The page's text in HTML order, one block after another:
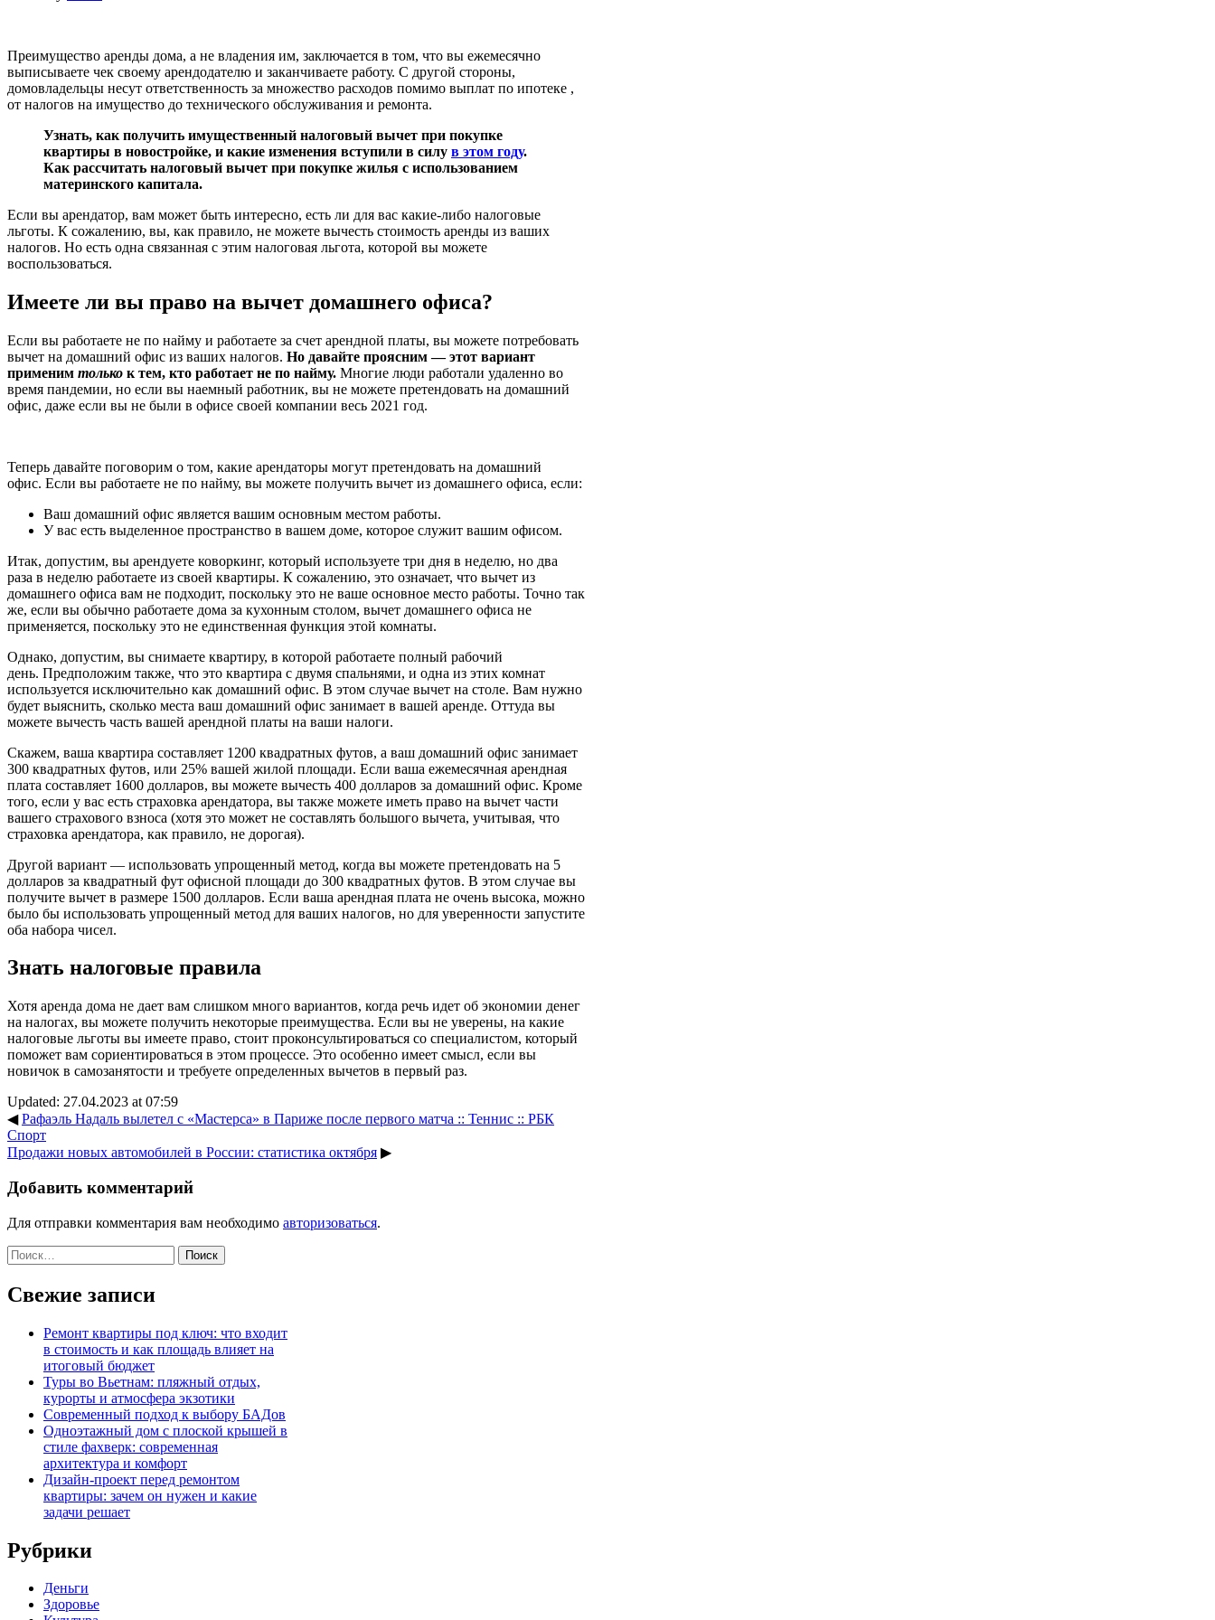
Преимущество аренды дома, а не владения им, заключается в том, что вы ежемесячно
выписываете чек своему арендодателю и заканчиваете работу. С другой стороны,
домовладельцы несут ответственность за множество расходов помимо выплат по ипотеке ,
от налогов на имущество до технического обслуживания и ремонта.
Узнать, как получить имущественный налоговый вычет при покупке
квартиры в новостройке, и какие изменения вступили в силу в этом году.
Как рассчитать налоговый вычет при покупке жилья с использованием
материнского капитала.
Если вы арендатор, вам может быть интересно, есть ли для вас какие-либо налоговые
льготы. К сожалению, вы, как правило, не можете вычесть стоимость аренды из ваших
налогов. Но есть одна связанная с этим налоговая льгота, которой вы можете
воспользоваться.
Имеете ли вы право на вычет домашнего офиса?
Если вы работаете не по найму и работаете за счет арендной платы, вы можете потребовать
вычет на домашний офис из ваших налогов. Но давайте проясним — этот вариант
применим только к тем, кто работает не по найму. Многие люди работали удаленно во
время пандемии, но если вы наемный работник, вы не можете претендовать на домашний
офис, даже если вы не были в офисе своей компании весь 2021 год.
Теперь давайте поговорим о том, какие арендаторы могут претендовать на домашний
офис. Если вы работаете не по найму, вы можете получить вычет из домашнего офиса, если:
Ваш домашний офис является вашим основным местом работы.
У вас есть выделенное пространство в вашем доме, которое служит вашим офисом.
Итак, допустим, вы арендуете коворкинг, который используете три дня в неделю, но два
раза в неделю работаете из своей квартиры. К сожалению, это означает, что вычет из
домашнего офиса вам не подходит, поскольку это не ваше основное место работы. Точно так
же, если вы обычно работаете дома за кухонным столом, вычет домашнего офиса не
применяется, поскольку это не единственная функция этой комнаты.
Однако, допустим, вы снимаете квартиру, в которой работаете полный рабочий
день. Предположим также, что это квартира с двумя спальнями, и одна из этих комнат
используется исключительно как домашний офис. В этом случае вычет на столе. Вам нужно
будет выяснить, сколько места ваш домашний офис занимает в вашей аренде. Оттуда вы
можете вычесть часть вашей арендной платы на ваши налоги.
Скажем, ваша квартира составляет 1200 квадратных футов, а ваш домашний офис занимает
300 квадратных футов, или 25% вашей жилой площади. Если ваша ежемесячная арендная
плата составляет 1600 долларов, вы можете вычесть 400 долларов за домашний офис. Кроме
того, если у вас есть страховка арендатора, вы также можете иметь право на вычет части
вашего страхового взноса (хотя это может не составлять большого вычета, учитывая, что
страховка арендатора, как правило, не дорогая).
Другой вариант — использовать упрощенный метод, когда вы можете претендовать на 5
долларов за квадратный фут офисной площади до 300 квадратных футов. В этом случае вы
получите вычет в размере 1500 долларов. Если ваша арендная плата не очень высока, можно
было бы использовать упрощенный метод для ваших налогов, но для уверенности запустите
оба набора чисел.
Знать налоговые правила
Хотя аренда дома не дает вам слишком много вариантов, когда речь идет об экономии денег
на налогах, вы можете получить некоторые преимущества. Если вы не уверены, на какие
налоговые льготы вы имеете право, стоит проконсультироваться со специалистом, который
поможет вам сориентироваться в этом процессе. Это особенно имеет смысл, если вы
новичок в самозанятости и требуете определенных вычетов в первый раз.
Updated: 27.04.2023 at 07:59
◀Рафаэль Надаль вылетел с «Мастерса» в Париже после первого матча :: Теннис :: РБК
Спорт
Продажи новых автомобилей в России: статистика октября ▶
Добавить комментарий
Для отправки комментария вам необходимо авторизоваться.
Найти:
Свежие записи
Ремонт квартиры под ключ: что входит
в стоимость и как площадь влияет на
итоговый бюджет
Туры во Вьетнам: пляжный отдых,
курорты и атмосфера экзотики
Современный подход к выбору БАДов
Одноэтажный дом с плоской крышей в
стиле фахверк: современная
архитектура и комфорт
Дизайн-проект перед ремонтом
квартиры: зачем он нужен и какие
задачи решает
Рубрики
Деньги
Здоровье